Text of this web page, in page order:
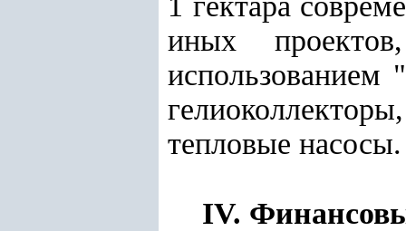
иных
использованием
тепловые насосы.
IV.